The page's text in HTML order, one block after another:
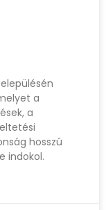
a
a
hosszú
indokol.